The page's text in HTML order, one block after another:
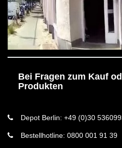
Bei Fragen zum Kauf
Produkten
Depot Berlin: +49 (0)30
Bestellhotline: 0800 001 91 39